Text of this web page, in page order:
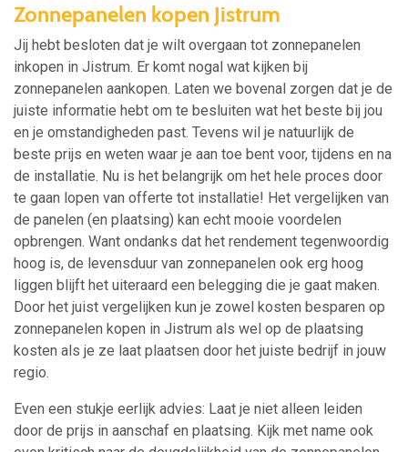
Zonnepanelen kopen Jistrum
Jij hebt besloten dat je wilt overgaan tot zonnepanelen
inkopen in Jistrum. Er komt nogal wat kijken bij
zonnepanelen aankopen. Laten we bovenal zorgen dat je de
juiste informatie hebt om te besluiten wat het beste bij jou
en je omstandigheden past. Tevens wil je natuurlijk de
beste prijs en weten waar je aan toe bent voor, tijdens en na
de installatie. Nu is het belangrijk om het hele proces door
te gaan lopen van offerte tot installatie! Het vergelijken van
de panelen (en plaatsing) kan echt mooie voordelen
opbrengen. Want ondanks dat het rendement tegenwoordig
hoog is, de levensduur van zonnepanelen ook erg hoog
liggen blijft het uiteraard een belegging die je gaat maken.
Door het juist vergelijken kun je zowel kosten besparen op
zonnepanelen kopen in Jistrum als wel op de plaatsing
kosten als je ze laat plaatsen door het juiste bedrijf in jouw
regio.
Even een stukje eerlijk advies: Laat je niet alleen leiden
door de prijs in aanschaf en plaatsing. Kijk met name ook